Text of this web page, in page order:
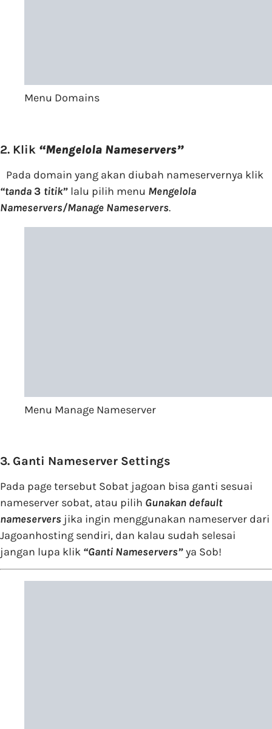
Menu Domains
2. Klik “Mengelola Nameservers”
Pada domain yang akan diubah nameservernya klik
“tanda 3 titik” lalu pilih menu Mengelola
Nameservers/Manage Nameservers.
Menu Manage Nameserver
3. Ganti Nameserver Settings
Pada page tersebut Sobat jagoan bisa ganti sesuai
nameserver sobat, atau pilih Gunakan default
nameservers jika ingin menggunakan nameserver dari
Jagoanhosting sendiri, dan kalau sudah selesai
jangan lupa klik “Ganti Nameservers” ya Sob!